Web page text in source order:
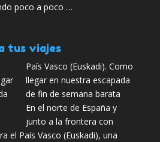
poco a poco …
tus viajes
País Vasco (Euskadi). Como
llegar en nuestra escapada
de fin de semana barata
En el norte de España y
junto a la frontera con
el País Vasco (Euskadi), una